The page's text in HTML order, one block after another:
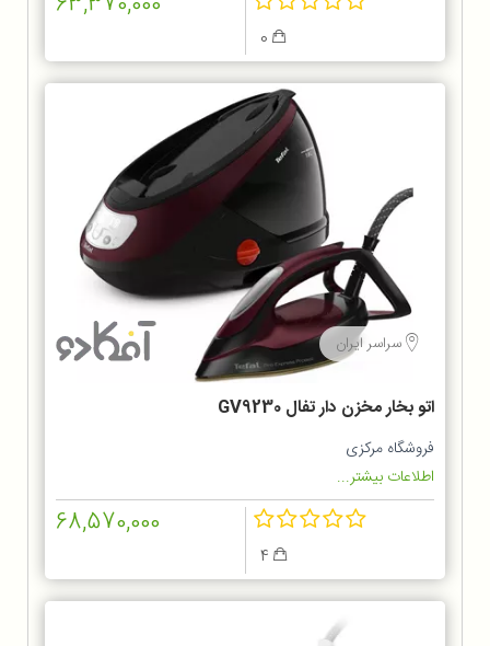
سراسر ایران
اتو بخار مخزن دار تفال GV9230
فروشگاه مرکزی
اطلاعات بیشتر...
68,570,000